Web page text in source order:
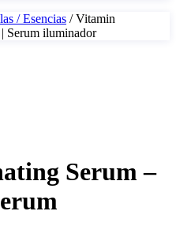
/ Esencias / Vitamin
Serum iluminador
Serum –